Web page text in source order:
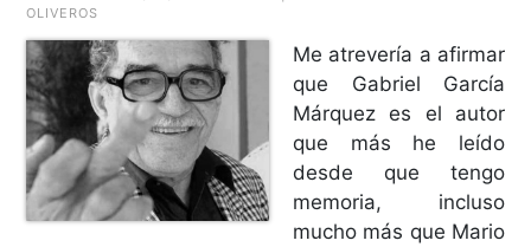
OLIVEROS
Me atrevería a afirmar
que Gabriel García
Márquez es el autor
que más he leído
desde que tengo
memoria, incluso
mucho más que Mario